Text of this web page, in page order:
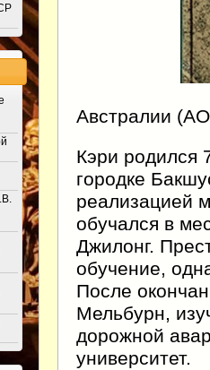
Австралии
Кэри родился
городке
реализацией
обучался в
Джилонг.
обучение,
После
Мельбурн,
дорожной
университет.